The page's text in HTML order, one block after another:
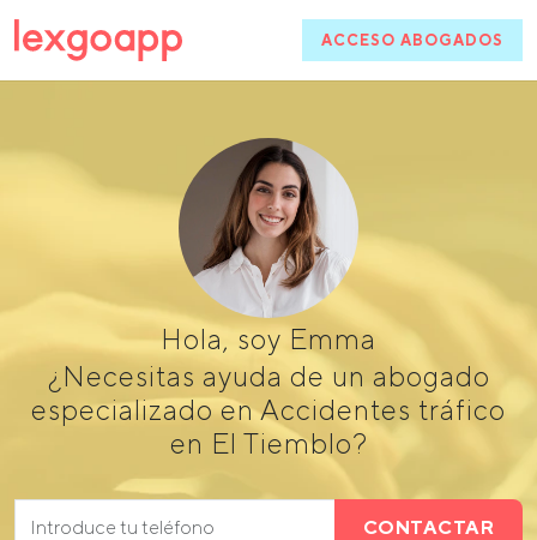
ACCESO ABOGADOS
Hola, soy Emma
¿Necesitas ayuda de un abogado
especializado en Accidentes tráfico
en El Tiemblo?
CONTACTAR